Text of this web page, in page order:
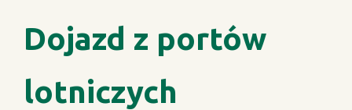
Dojazd z portów
lotniczych